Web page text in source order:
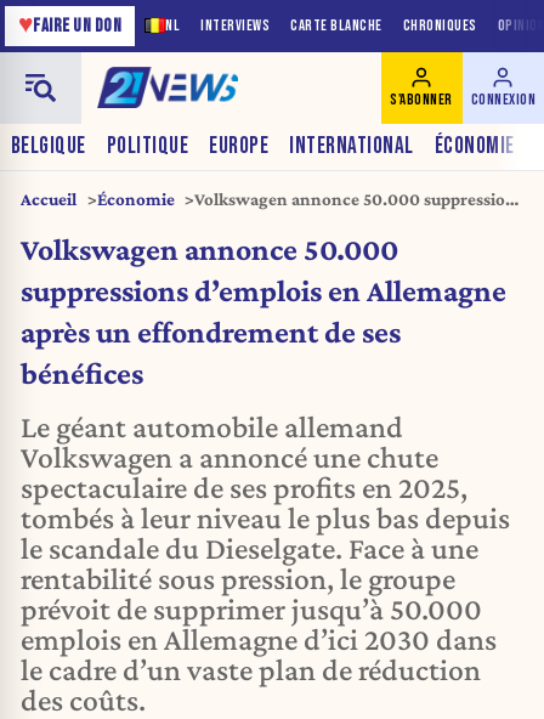
NL INTERVIEWS CARTE BLANCHE CHRONIQUES
♥FAIRE UN DON
BELGIQUE POLITIQUE EUROPE INTERNATIONAL ÉCONOMIE
S'ABONNER CONNEXION
Accueil Économie
Volkswagen annonce 50.000 suppressions
effondrement de ses bénéfices
Volkswagen annonce 50.000
suppressions d’emplois en Allemagne
après un effondrement de ses
bénéfices
Le géant automobile allemand
Volkswagen a annoncé une chute
spectaculaire de ses profits en 2025,
tombés à leur niveau le plus bas depuis
le scandale du Dieselgate. Face à une
rentabilité sous pression, le groupe
prévoit de supprimer jusqu’à 50.000
emplois en Allemagne d’ici 2030 dans
le cadre d’un vaste plan de réduction
des coûts.